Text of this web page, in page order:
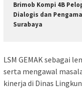
Brimob Kompi 4B
Dialogis dan
Surabaya
LSM GEMAK sebagai
serta mengawal
kinerja di Dinas